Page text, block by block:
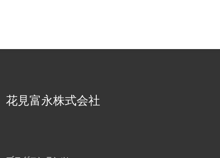
花見富永株式会社